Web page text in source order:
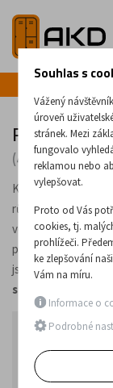
Registrační
(45 produktů)
Kovovézásuvkové
různých formátů.
ve standardu,
produktu uvedeno,
jsou vhodné pro
skladem ve více
1.
Souhlas s
Vážený
úroveň
stránek. Mezi
fungovalo
reklamou nebo
vylepšovat.
Proto od Vás
cookies, tj.
prohlížeči.
ke zlepšování
Vám na míru.
Informace o
Podrobné